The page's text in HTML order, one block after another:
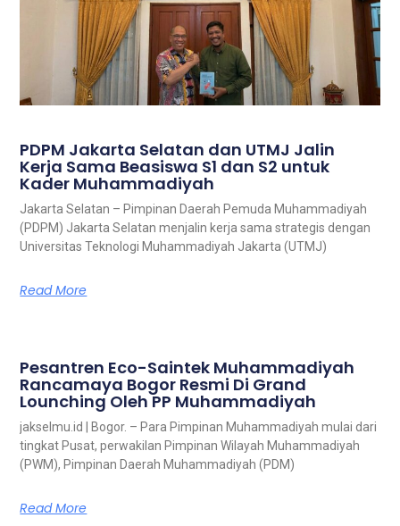
PDPM Jakarta Selatan dan UTMJ Jalin
Kerja Sama Beasiswa S1 dan S2 untuk
Kader Muhammadiyah
Jakarta Selatan – Pimpinan Daerah Pemuda Muhammadiyah
(PDPM) Jakarta Selatan menjalin kerja sama strategis dengan
Universitas Teknologi Muhammadiyah Jakarta (UTMJ)
Read More
Pesantren Eco-Saintek Muhammadiyah
Rancamaya Bogor Resmi Di Grand
Lounching Oleh PP Muhammadiyah
jakselmu.id | Bogor. – Para Pimpinan Muhammadiyah mulai dari
tingkat Pusat, perwakilan Pimpinan Wilayah Muhammadiyah
(PWM), Pimpinan Daerah Muhammadiyah (PDM)
Read More